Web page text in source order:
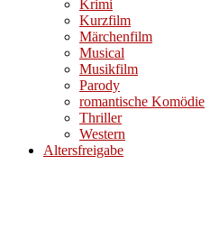
Krimi
Kurzfilm
Märchenfilm
Musical
Musikfilm
Parody
romantische Komödie
Thriller
Western
Altersfreigabe